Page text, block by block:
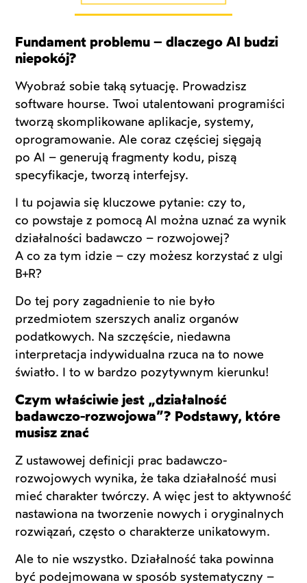
Fundament problemu – dlaczego AI budzi
niepokój?
Wyobraź sobie taką sytuację. Prowadzisz
software hourse. Twoi utalentowani programiści
tworzą skomplikowane aplikacje, systemy,
oprogramowanie. Ale coraz częściej sięgają
po AI – generują fragmenty kodu, piszą
specyfikacje, tworzą interfejsy.
I tu pojawia się kluczowe pytanie: czy to,
co powstaje z pomocą AI można uznać za wynik
działalności badawczo – rozwojowej?
A co za tym idzie – czy możesz korzystać z ulgi
B+R?
Do tej pory zagadnienie to nie było
przedmiotem szerszych analiz organów
podatkowych. Na szczęście, niedawna
interpretacja indywidualna rzuca na to nowe
światło. I to w bardzo pozytywnym kierunku!
Czym właściwie jest „działalność
badawczo-rozwojowa”? Podstawy, które
musisz znać
Z ustawowej definicji prac badawczo-
rozwojowych wynika, że taka działalność musi
mieć charakter twórczy. A więc jest to aktywność
nastawiona na tworzenie nowych i oryginalnych
rozwiązań, często o charakterze unikatowym.
Ale to nie wszystko. Działalność taka powinna
być podejmowana w sposób systematyczny –